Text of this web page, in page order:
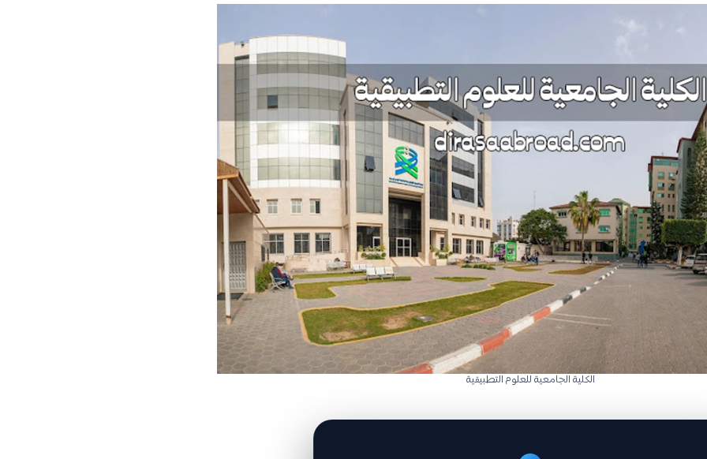
الكلية الجامعية للعلوم التطبيقية